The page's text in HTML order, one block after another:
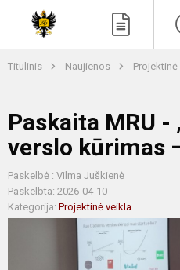
Titulinis Naujienos Projektinė
Paskaita MRU -
verslo kūrimas
Paskelbė : Vilma Juškienė
Paskelbta: 2026-04-10
Kategorija: Projektinė veikla